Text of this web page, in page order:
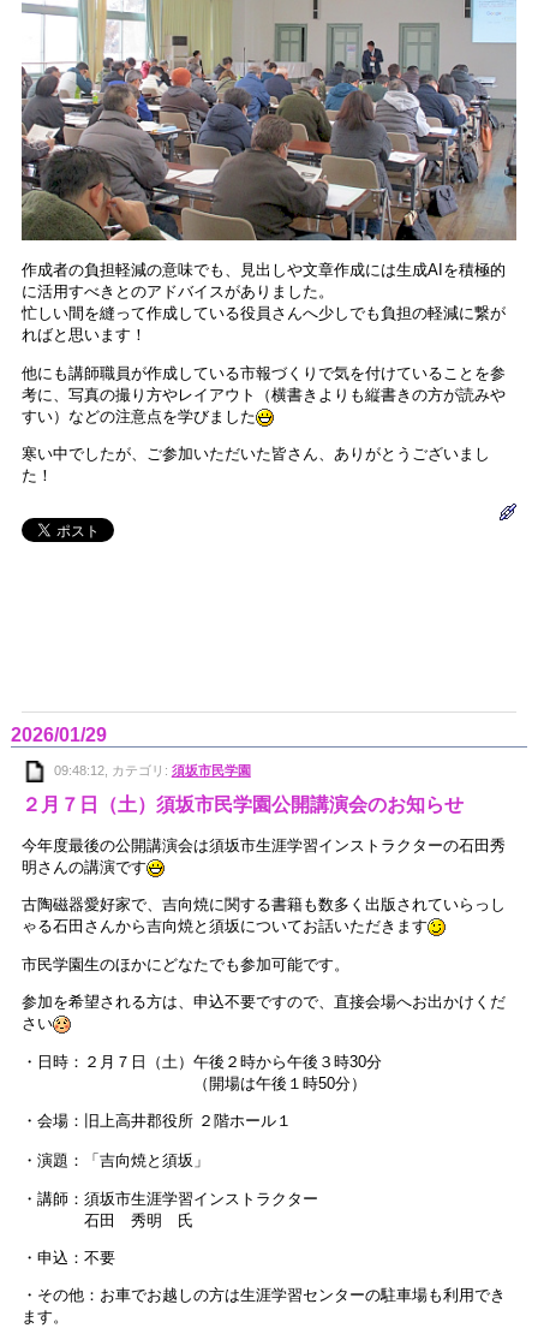
作成者の負担軽減の意味でも、見出しや文章作成には生成AIを積極的
に活用すべきとのアドバイスがありました。
忙しい間を縫って作成している役員さんへ少しでも負担の軽減に繋が
ればと思います！
他にも講師職員が作成している市報づくりで気を付けていることを参
考に、写真の撮り方やレイアウト（横書きよりも縦書きの方が読みや
すい）などの注意点を学びました
寒い中でしたが、ご参加いただいた皆さん、ありがとうございまし
た！
2026/01/29
09:48:12, カテゴリ: 須坂市民学園
２月７日（土）須坂市民学園公開講演会のお知らせ
今年度最後の公開講演会は須坂市生涯学習インストラクターの石田秀
明さんの講演です
古陶磁器愛好家で、吉向焼に関する書籍も数多く出版されていらっし
ゃる石田さんから吉向焼と須坂についてお話いただきます
市民学園生のほかにどなたでも参加可能です。
参加を希望される方は、申込不要ですので、直接会場へお出かけくだ
さい
・日時：２月７日（土）午後２時から午後３時30分
（開場は午後１時50分）
・会場：旧上高井郡役所 ２階ホール１
・演題：「吉向焼と須坂」
・講師：須坂市生涯学習インストラクター
石田 秀明 氏
・申込：不要
・その他：お車でお越しの方は生涯学習センターの駐車場も利用でき
ます。